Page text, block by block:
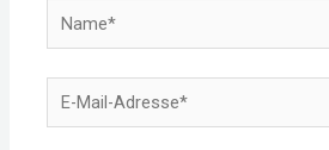
Name*
E-
Mail-